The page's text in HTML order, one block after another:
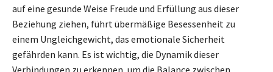
auf eine gesunde Weise Freude und Erfüllung aus dieser
Beziehung ziehen, führt übermäßige Besessenheit zu
einem Ungleichgewicht, das emotionale Sicherheit
gefährden kann. Es ist wichtig, die Dynamik dieser
Verbindungen zu erkennen, um die Balance zwischen